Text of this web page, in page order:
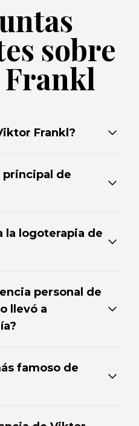
sobre
Frankl?
principal de
la logoterapia de
personal de
llevó a
famoso de